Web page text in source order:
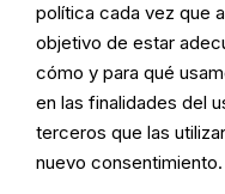
política cada vez que
objetivo de estar
cómo y para qué
en las finalidades del
terceros que las
nuevo consentimiento.